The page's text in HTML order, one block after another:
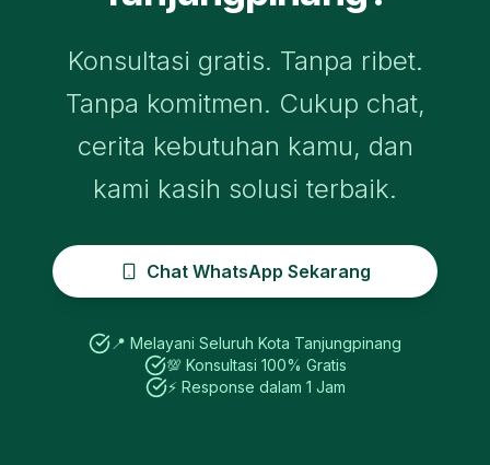
Konsultasi gratis. Tanpa ribet.
Tanpa komitmen. Cukup chat,
cerita kebutuhan kamu, dan
kami kasih solusi terbaik.
Chat WhatsApp Sekarang
📍 Melayani Seluruh Kota Tanjungpinang
💯 Konsultasi 100% Gratis
⚡ Response dalam 1 Jam